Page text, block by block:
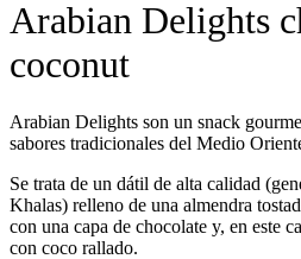
Arabian Delights
coconut
Arabian Delights son un snack
sabores tradicionales del Medio
Se trata de un dátil de alta calidad
Khalas) relleno de una almendra
con una capa de chocolate y, en este
con coco rallado.